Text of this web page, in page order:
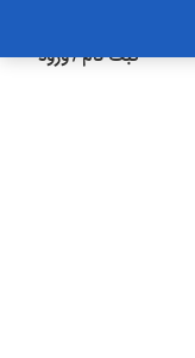
ثبت نام/ورود